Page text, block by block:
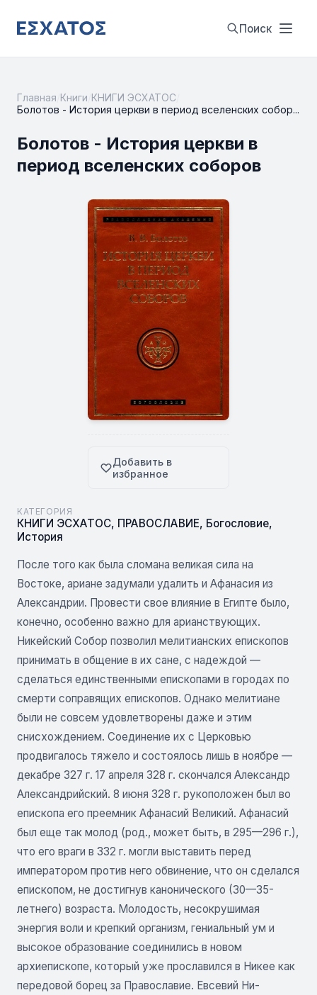
Поиск
Главная Книги КНИГИ ЭСХАТОС
Болотов - История церкви в период вселенских собор...
Болотов - История церкви в
период вселенских соборов
Добавить в
избранное
КАТЕГОРИЯ
КНИГИ ЭСХАТОС, ПРАВОСЛАВИЕ, Богословие,
История
После того как была сломана великая сила на
Востоке, ариане задумали удалить и Афанасия из
Александрии. Провести свое влияние в Египте было,
конечно, особенно важно для арианствующих.
Никейский Собор позволил мелитианских епископов
принимать в общение в их сане, с надеждой —
сделаться единственными епископами в городах по
смерти соправящих епископов. Однако мелитиане
были не совсем удовлетворены даже и этим
снисхождением. Соединение их с Церковью
продвигалось тяжело и состоялось лишь в ноябре —
декабре 327 г. 17 апреля 328 г. скончался Александр
Александрийский. 8 июня 328 г. рукоположен был во
епископа его преемник Афанасий Великий. Афанасий
был еще так молод (род., может быть, в 295—296 г.),
что его враги в 332 г. могли выставить перед
императором против него обвинение, что он сделался
епископом, не достигнув канонического (30—35-
летнего) возраста. Молодость, несокрушимая
энергия воли и крепкий организм, гениальный ум и
высокое образование соединились в новом
архиепископе, который уже прославился в Никее как
передовой борец за Православие. Евсевий Ни-